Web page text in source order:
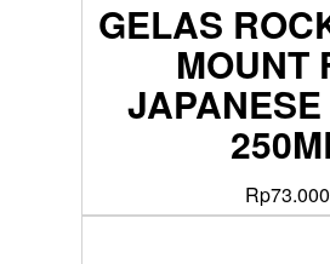
GELAS
MOUNT
Rp73.000